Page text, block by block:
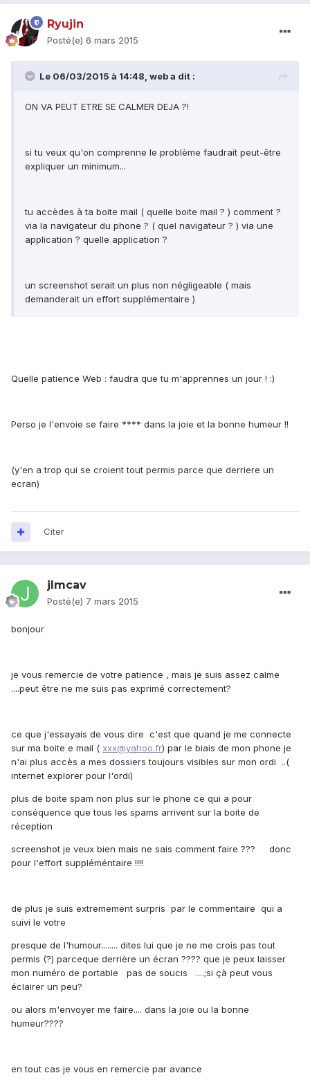
Ryujin
Posté(e) 6 mars 2015
Le 06/03/2015 à 14:48, web a dit :
ON VA PEUT ETRE SE CALMER DEJA ?!
si tu veux qu'on comprenne le problème faudrait peut-être
expliquer un minimum...
tu accèdes à ta boite mail ( quelle boite mail ? ) comment ?
via la navigateur du phone ? ( quel navigateur ? ) via une
application ? quelle application ?
un screenshot serait un plus non négligeable ( mais
demanderait un effort supplémentaire )
Quelle patience Web : faudra que tu m'apprennes un jour ! :)
Perso je l'envoie se faire **** dans la joie et la bonne humeur !!
(y'en a trop qui se croient tout permis parce que derriere un
ecran)
Citer
jlmcav
Posté(e) 7 mars 2015
bonjour
je vous remercie de votre patience , mais je suis assez calme
....peut être ne me suis pas exprimé correctement?
ce que j'essayais de vous dire c'est que quand je me connecte
sur ma boite e mail ( xxx@yahoo.fr) par le biais de mon phone je
n'ai plus accès a mes dossiers toujours visibles sur mon ordi ..(
internet explorer pour l'ordi)
plus de boite spam non plus sur le phone ce qui a pour
conséquence que tous les spams arrivent sur la boite de
réception
screenshot je veux bien mais ne sais comment faire ??? donc
pour l'effort suppléméntaire !!!!
de plus je suis extremement surpris par le commentaire qui a
suivi le votre
presque de l'humour........ dites lui que je ne me crois pas tout
permis (?) parceque derrière un écran ???? que je peux laisser
mon numéro de portable pas de soucis ....;si çà peut vous
éclairer un peu?
ou alors m'envoyer me faire.... dans la joie ou la bonne
humeur????
en tout cas je vous en remercie par avance